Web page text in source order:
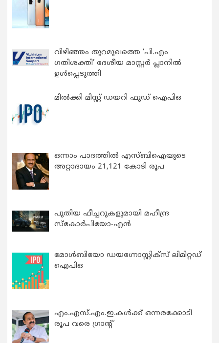
വിഴിഞ്ഞം തുറമുഖത്തെ ‘പി.എം
ഗതിശക്തി’ ദേശീയ മാസ്റ്റർ പ്ലാനിൽ
ഉൾപ്പെടുത്തി
മിൽക്കി മിസ്റ്റ് ഡയറി ഫുഡ് ഐപിഒ
ഒന്നാം പാദത്തിൽ എസ്ബിഐയുടെ
അറ്റാദായം 21,121 കോടി രൂപ
പുതിയ ഫീച്ചറുകളുമായി മഹീന്ദ്ര
സ്കോർപിയോ-എൻ
മോൾബിയോ ഡയഗ്നോസ്റ്റിക്സ് ലിമിറ്റഡ്
ഐപിഒ
എം.എസ്.എം.ഇ.കൾക്ക് ഒന്നരക്കോടി
രൂപ വരെ ഗ്രാന്റ്